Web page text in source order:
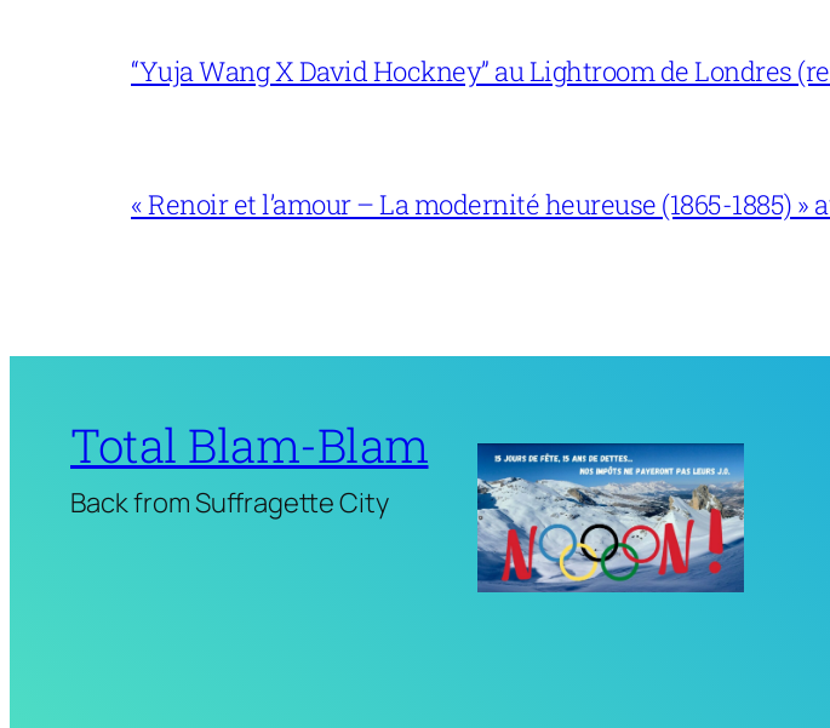
“Yuja Wang X David Hockney” au Lightroom de Londres
« Renoir et l’amour – La modernité heureuse (1865-1885) »
Total Blam-Blam
Back from Suffragette City